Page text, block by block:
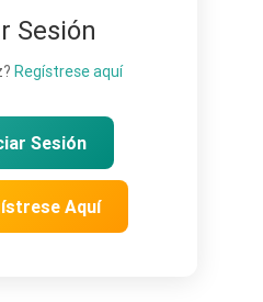
Sesión
Regístrese aquí
Sesión
Aquí